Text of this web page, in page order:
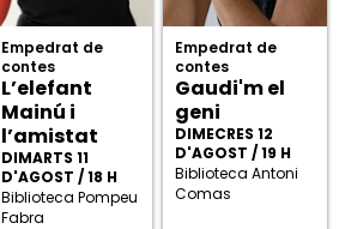
Empedrat de
contes
L’elefant
Mainú i
l’amistat
DIMARTS 11
D'AGOST / 18 H
Biblioteca Pompeu
Fabra
Empedrat de
contes
Gaudi'm el
geni
DIMECRES 12
D'AGOST / 19 H
Biblioteca Antoni
Comas